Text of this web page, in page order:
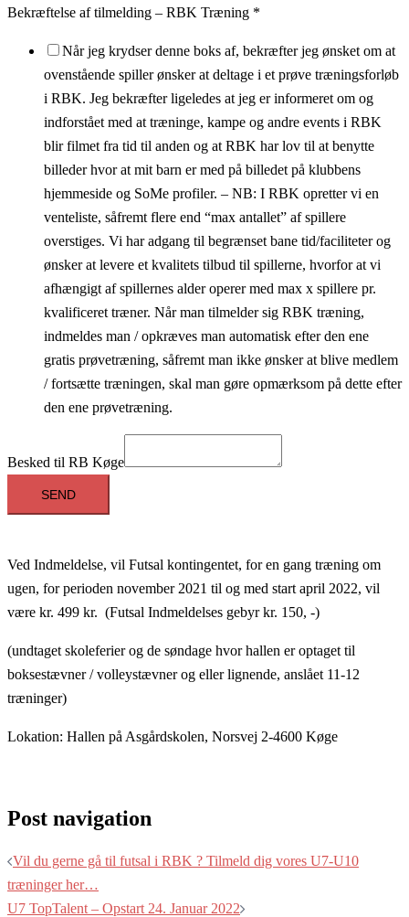
Bekræftelse af tilmelding – RBK Træning *
Når jeg krydser denne boks af, bekræfter jeg ønsket om at
ovenstående spiller ønsker at deltage i et prøve træningsforløb
i RBK. Jeg bekræfter ligeledes at jeg er informeret om og
indforstået med at træninge, kampe og andre events i RBK
blir filmet fra tid til anden og at RBK har lov til at benytte
billeder hvor at mit barn er med på billedet på klubbens
hjemmeside og SoMe profiler. – NB: I RBK opretter vi en
venteliste, såfremt flere end “max antallet” af spillere
overstiges. Vi har adgang til begrænset bane tid/faciliteter og
ønsker at levere et kvalitets tilbud til spillerne, hvorfor at vi
afhængigt af spillernes alder operer med max x spillere pr.
kvalificeret træner. Når man tilmelder sig RBK træning,
indmeldes man / opkræves man automatisk efter den ene
gratis prøvetræning, såfremt man ikke ønsker at blive medlem
/ fortsætte træningen, skal man gøre opmærksom på dette efter
den ene prøvetræning.
Besked til RB Køge
SEND
Ved Indmeldelse, vil Futsal kontingentet, for en gang træning om
ugen, for perioden november 2021 til og med start april 2022, vil
være kr. 499 kr. (Futsal Indmeldelses gebyr kr. 150, -)
(undtaget skoleferier og de søndage hvor hallen er optaget til
boksestævner / volleystævner og eller lignende, anslået 11-12
træninger)
Lokation: Hallen på Asgårdskolen, Norsvej 2-4600 Køge
Post navigation
Vil du gerne gå til futsal i RBK ? Tilmeld dig vores U7-U10
træninger her…
U7 TopTalent – Opstart 24. Januar 2022